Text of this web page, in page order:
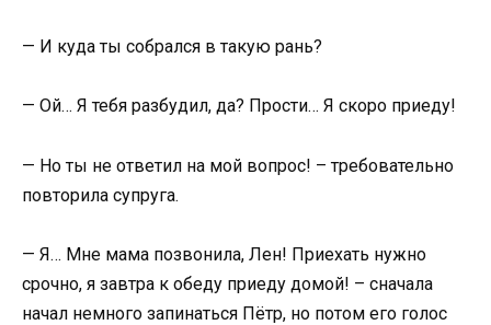
— И куда ты собрался в такую рань?
— Ой… Я тебя разбудил, да? Прости… Я скоро приеду!
— Но ты не ответил на мой вопрос! – требовательно
повторила супруга.
— Я… Мне мама позвонила, Лен! Приехать нужно
срочно, я завтра к обеду приеду домой! – сначала
начал немного запинаться Пётр, но потом его голос